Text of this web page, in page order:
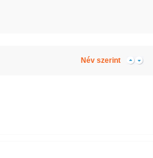
Név szerint